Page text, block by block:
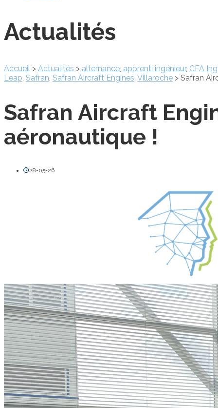
Actualités
Accueil > Actualités > alternance apprenti ingénieur, CFA
Leap Safran Safran Aircraft Engines Villaroche > Safran
Safran Aircraft
aéronautique !
28-05-26